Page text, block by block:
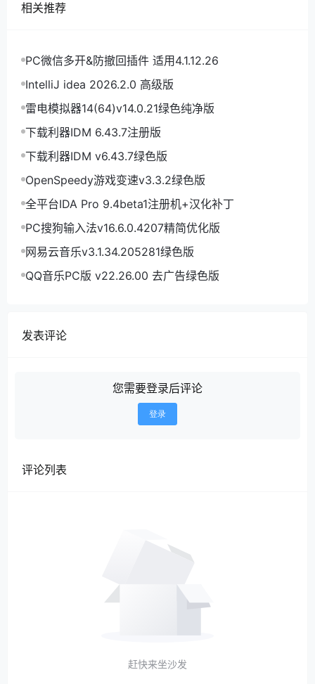
相关推荐
PC微信多开&防撤回插件 适用4.1.12.26
IntelliJ idea 2026.2.0 高级版
雷电模拟器14(64)v14.0.21绿色纯净版
下载利器IDM 6.43.7注册版
下载利器IDM v6.43.7绿色版
OpenSpeedy游戏变速v3.3.2绿色版
全平台IDA Pro 9.4beta1注册机+汉化补丁
PC搜狗输入法v16.6.0.4207精简优化版
网易云音乐v3.1.34.205281绿色版
QQ音乐PC版 v22.26.00 去广告绿色版
发表评论
您需要登录后评论
登录
评论列表
赶快来坐沙发